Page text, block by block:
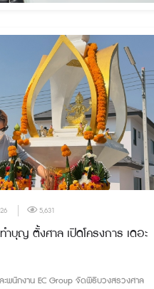
5,631
บุญ ตั้งศาล เปิดโครงการ เดอะ
พนักงาน EC Group จัดพิธีบวงสรวงศาล